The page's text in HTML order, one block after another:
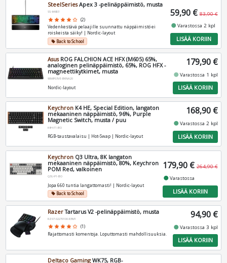
SteelSeriesApex 3 -pelinäppäimistö, musta
SS-64803
star star star star star_border (2)
Vedenkestävä pelaajille suunnattu näppäimistö ei
roiskeista säiky! | Nordic-layout
local_offerBack to School
59,90 € 83,90 €
fiber_manual_recordVarastossa 2 kpl
LISÄÄ KORIIN
AsusROG FALCHION ACE HFX (M605) 65%,
analoginen pelinäppäimistö, 65%, ROG HFX -
magneettikytkimet, musta
90MP03VE-BKNA20
Nordic-layout
179,90 €
fiber_manual_recordVarastossa 1 kpl
LISÄÄ KORIIN
Keychron K4 HE, Special Edition, langaton
mekaaninen näppäimistö, 96%, Purple
Magnetic Switch, musta / puu
K4H-F1-BO
RGB-taustavalaisu | Hot-Swap | Nordic-layout
168,90 €
fiber_manual_recordVarastossa 2 kpl
LISÄÄ KORIIN
Keychron Q3 Ultra, 8K langaton
mekaaninen näppäimistö, 80%, Keychron
POM Red, valkoinen
Q3U-P1-BO
Jopa 660 tuntia langattomasti! | Nordic-layout
local_offerBack to School
179,90 € 264,90 €
fiber_manual_recordVarastossa
LISÄÄ KORIIN
RazerTartarus V2 -pelinäppäimistö, musta
RZ07-02270100-R3M1
star star star star star_border (1)
Rajattomasti komentoja. Loputtomasti mahdollisuuksia.
94,90 €
fiber_manual_recordVarastossa 3 kpl
LISÄÄ KORIIN
Deltaco GamingWK75, RGB-